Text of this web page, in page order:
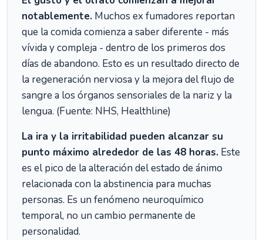
notablemente. Muchos ex fumadores reportan
que la comida comienza a saber diferente - más
vívida y compleja - dentro de los primeros dos
días de abandono. Esto es un resultado directo de
la regeneración nerviosa y la mejora del flujo de
sangre a los órganos sensoriales de la nariz y la
lengua. (Fuente: NHS, Healthline)
La ira y la irritabilidad pueden alcanzar su
punto máximo alrededor de las 48 horas. Este
es el pico de la alteración del estado de ánimo
relacionada con la abstinencia para muchas
personas. Es un fenómeno neuroquímico
temporal, no un cambio permanente de
personalidad.